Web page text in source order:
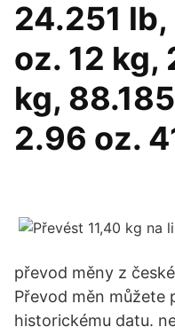
24.251
oz. 12
kg,
2.96 oz.
převod měny z
Převod měn můžete
historickému datu.